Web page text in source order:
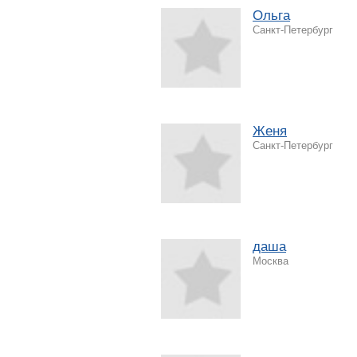
Ольга
Санкт-Петербург
Женя
Санкт-Петербург
даша
Москва